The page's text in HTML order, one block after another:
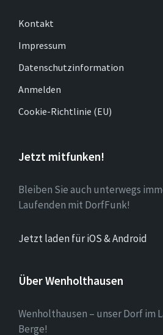
Kontakt
Impressum
Datenschutzinformation
Anmelden
Cookie-Richtlinie (EU)
Jetzt mitfunken!
Bleiben Sie auch unterwegs
Laufenden mit DorfFunk!
Jetzt laden für iOS & Android
Über Wenholthausen
Wenholthausen – unser Dorf im
Berge!